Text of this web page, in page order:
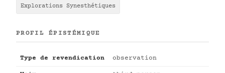
Explorations Synesthétiques
PROFIL ÉPISTÉMIQUE
Type de revendication observation